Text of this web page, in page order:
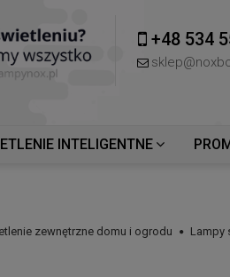
+48 534
INTELIGENTNE
zewnętrzne domu i ogrodu Lampy